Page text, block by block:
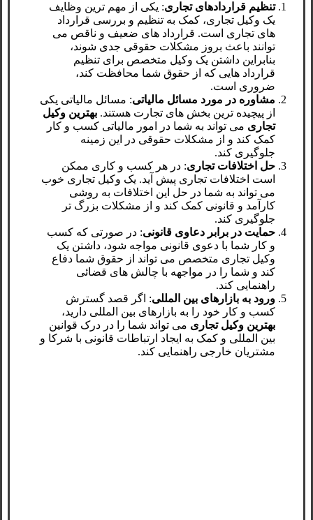
تنظیم قراردادهای تجاری: یکی از مهم‌ ترین وظایف
یک وکیل تجاری، کمک به تنظیم و بررسی قرارداد
های تجاری است. قرارداد های ضعیف و ناقص می
‌توانند باعث بروز مشکلات حقوقی جدی شوند،
بنابراین داشتن یک وکیل متخصص برای تنظیم
قرارداد هایی که از حقوق شما محافظت کند،
ضروری است.
مشاوره در مورد مسائل مالیاتی: مسائل مالیاتی یکی
از پیچیده ‌ترین بخش ‌های تجارت هستند. بهترین وکیل
تجاری می ‌تواند به شما در امور مالیاتی کسب‌ و کار
کمک کند و از مشکلات حقوقی در این زمینه
جلوگیری کند.
حل اختلافات تجاری: در هر کسب‌ و کاری ممکن
است اختلافات تجاری پیش آید. یک وکیل تجاری خوب
می ‌تواند به شما در حل این اختلافات به روشی
کارآمد و قانونی کمک کند و از مشکلات بزرگ ‌تر
جلوگیری کند.
حمایت در برابر دعاوی قانونی: در صورتی که کسب
‌و کار شما با دعوی قانونی مواجه شود، داشتن یک
وکیل تجاری متخصص می‌ تواند از حقوق شما دفاع
کند و شما را در مواجهه با چالش ‌های قضائی
راهنمایی کند.
ورود به بازارهای بین‌ المللی: اگر قصد گسترش
کسب‌ و کار خود را به بازارهای بین ‌المللی دارید،
بهترین وکیل تجاری می ‌تواند شما را در درک قوانین
بین ‌المللی و کمک به ایجاد ارتباطات قانونی با شرکا و
مشتریان خارجی راهنمایی کند.